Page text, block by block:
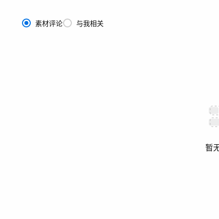
素材评论 与我相关
暂